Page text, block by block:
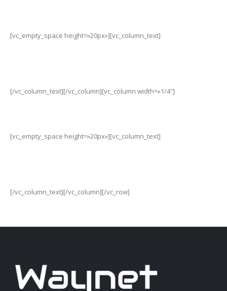
[vc_empty_space height=»20px»][vc_column_text]
[/vc_column_text][/vc_column][vc_column width=»1/4″]
[vc_empty_space height=»20px»][vc_column_text]
[/vc_column_text][/vc_column][/vc_row]